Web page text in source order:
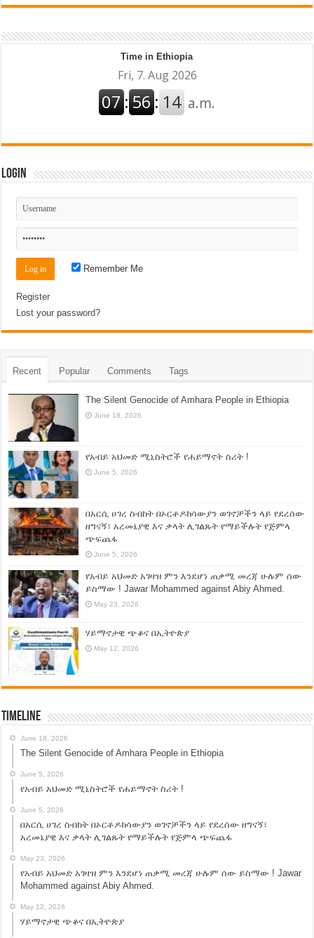
Time in Ethiopia
Login
Remember Me
Register
Lost your password?
Recent Popular Comments Tags
The Silent Genocide of Amhara People in Ethiopia
June 18, 2026
የአብይ አህመድ ሚኒስትሮች የሐይማኖት ስሪት !
June 5, 2026
በአርሲ ሀገረ ስብከት በኦርቶዶክሳውያን ወገኖቻችን ላይ የደረሰው
ዘግናኝ፣ አረመኔያዊ እና ቃላት ሊገልጹት የማይችሉት የጅምላ
ጭፍጨፋ
June 5, 2026
የአብይ አህመድ አገዛዝ ምን እንደሆነ ጠቃሚ መረጃ ሁሉም ሰው
ይስማው ! Jawar Mohammed against Abiy Ahmed.
May 23, 2026
ሃይማኖታዊ ጭቆና በኢትዮጵያ
May 12, 2026
Timeline
June 18, 2026
The Silent Genocide of Amhara People in Ethiopia
June 5, 2026
የአብይ አህመድ ሚኒስትሮች የሐይማኖት ስሪት !
June 5, 2026
በአርሲ ሀገረ ስብከት በኦርቶዶክሳውያን ወገኖቻችን ላይ የደረሰው ዘግናኝ፣
አረመኔያዊ እና ቃላት ሊገልጹት የማይችሉት የጅምላ ጭፍጨፋ
May 23, 2026
የአብይ አህመድ አገዛዝ ምን እንደሆነ ጠቃሚ መረጃ ሁሉም ሰው ይስማው ! Jawar
Mohammed against Abiy Ahmed.
May 12, 2026
ሃይማኖታዊ ጭቆና በኢትዮጵያ